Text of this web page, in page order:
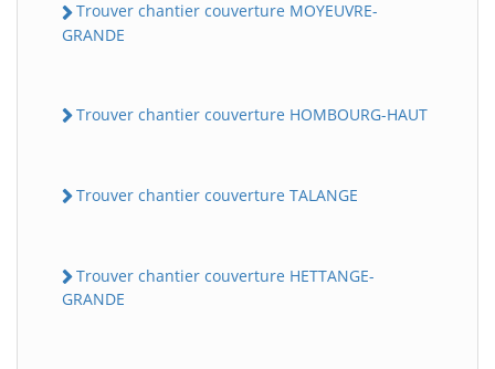
Trouver chantier couverture MOYEUVRE-
GRANDE
Trouver chantier couverture HOMBOURG-HAUT
Trouver chantier couverture TALANGE
Trouver chantier couverture HETTANGE-
GRANDE